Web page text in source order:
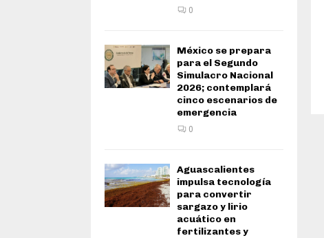
0
México se prepara
para el Segundo
Simulacro Nacional
2026; contemplará
cinco escenarios de
emergencia
0
Aguascalientes
impulsa tecnología
para convertir
sargazo y lirio
acuático en
fertilizantes y